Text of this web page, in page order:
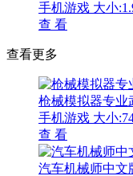
手机游戏 大小
查 看
查看更多
枪械模拟器专业
手机游戏 大小
查 看
汽车机械师中文